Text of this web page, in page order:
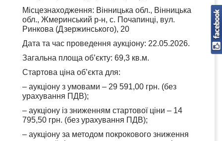
Місцезнаходження: Вінницька обл., Вінницька
обл., Жмеринський р-н, с. Почапинці, вул.
Ринкова (Дзержинського), 20
Дата та час проведення аукціону: 22.05.2026.
Загальна площа об’єкту: 69,3 кв.м.
Стартова ціна об’єкта для:
– аукціону з умовами – 29 591,00 грн. (без
урахування ПДВ);
– аукціону із зниженням стартової ціни – 14
795,50 грн. (без урахування ПДВ);
– аукціону за методом покрокового зниження